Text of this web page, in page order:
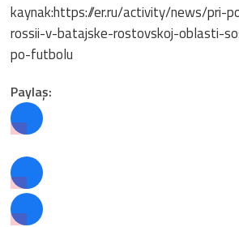
kaynak:https://er.ru/activity/news/pri-
rossii-v-batajske-rostovskoj-oblasti-
po-futbolu
Paylaş: